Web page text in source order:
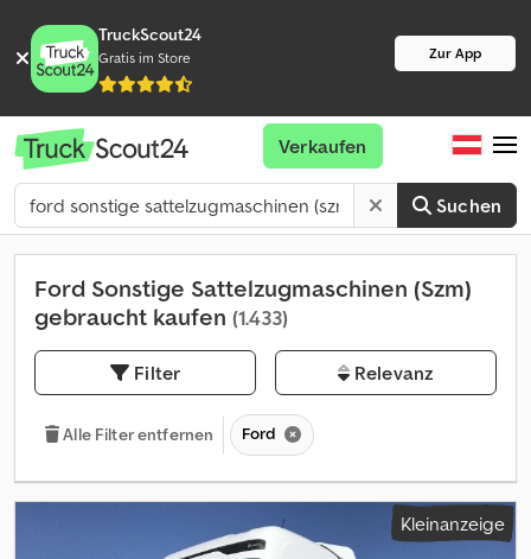
TruckScout24
Gratis im Store Zur App
Suchen
Verkaufen
Ford Sonstige Sattelzugmaschinen (Szm)
gebraucht kaufen (1.433)
Filter Relevanz
Alle Filter entfernen Ford
Kleinanzeige